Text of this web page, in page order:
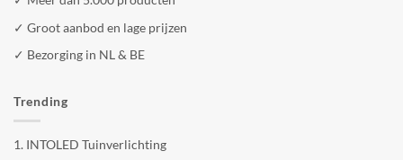
✓ Groot aanbod en lage prijzen
✓ Bezorging in NL & BE
Trending
1. INTOLED Tuinverlichting